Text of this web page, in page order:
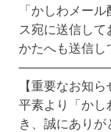
「かしわメー
ス宛に送信し
かたへも送信し
【重要なお知ら
平素より「かし
き、誠にありが